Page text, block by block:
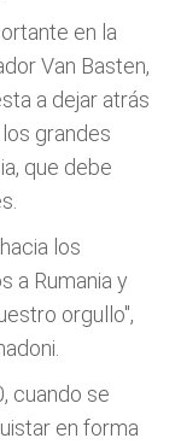
en la
Van Basten,
a dejar atrás
grandes
que debe
los
a Rumania y
orgullo",
cuando se
en forma